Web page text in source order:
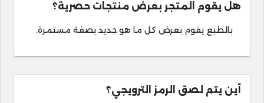
هل يقوم المتجر بعرض منتجات حصرية؟
بالطبع يقوم بعرض كل ما هو جديد بصفة مستمرة.
أين يتم لصق الرمز الترويجي؟